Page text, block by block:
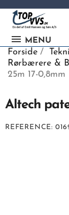
MENU
Forside
Rørbærere &
25m 17-0,8mm
Altech
REFERENCE